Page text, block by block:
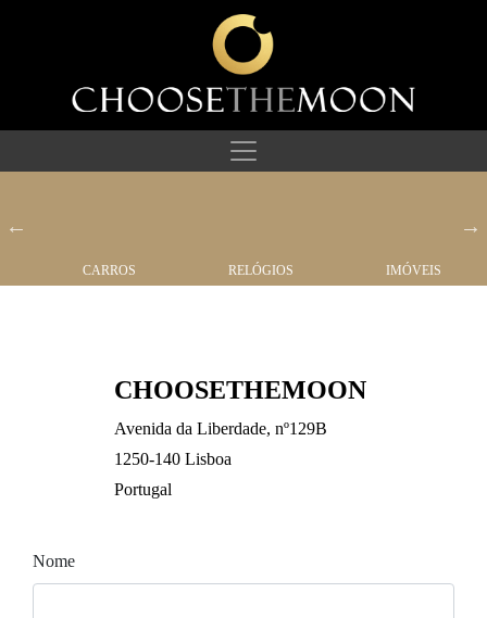
CARROS RELÓGIOS IMÓVEIS
CHOOSETHEMOON
Avenida da Liberdade, nº129B
1250-140 Lisboa
Portugal
Nome